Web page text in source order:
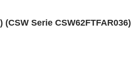
(CSW Serie CSW62FTFAR036)